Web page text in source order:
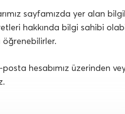
sayfamızda yer alan
hakkında bilgi sahibi
öğrenebilirler.
posta hesabımız üzerinden